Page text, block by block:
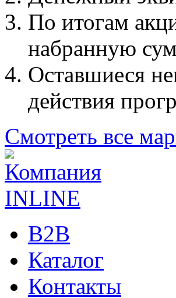
По итогам
набранную
Оставшиеся
действия
Смотреть все
B2B
Каталог
Контакты